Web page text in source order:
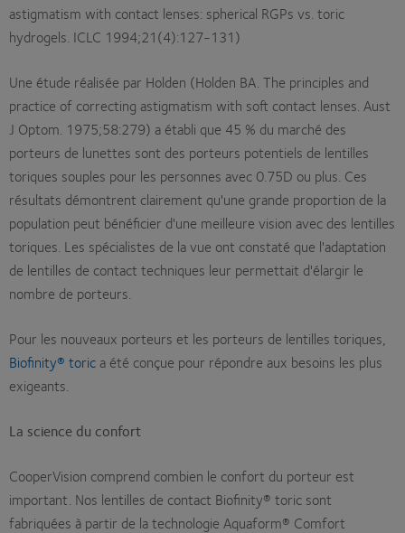
astigmatism with contact lenses: spherical RGPs vs. toric
hydrogels. ICLC 1994;21(4):127-131)
Une étude réalisée par Holden (Holden BA. The principles and
practice of correcting astigmatism with soft contact lenses. Aust
J Optom. 1975;58:279) a établi que 45 % du marché des
porteurs de lunettes sont des porteurs potentiels de lentilles
toriques souples pour les personnes avec 0.75D ou plus. Ces
résultats démontrent clairement qu'une grande proportion de la
population peut bénéficier d'une meilleure vision avec des lentilles
toriques. Les spécialistes de la vue ont constaté que l'adaptation
de lentilles de contact techniques leur permettait d'élargir le
nombre de porteurs.
Pour les nouveaux porteurs et les porteurs de lentilles toriques,
Biofinity® torica été conçue pour répondre aux besoins les plus
exigeants.
La science du confort
CooperVision comprend combien le confort du porteur est
important. Nos lentilles de contact Biofinity® toric sont
fabriquées à partir de la technologie Aquaform® Comfort